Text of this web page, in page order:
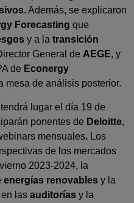
. Además, se explicaron
Forecasting que
y a la transición
General de AEGE, y
de Econergy
mesa de análisis posterior.
lugar el día 19 de
ponentes de Deloitte,
mensuales. Los
de los mercados
2023‑2024, la
renovables y la
las auditorías y la